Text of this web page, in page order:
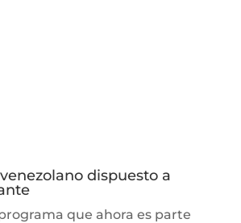
dispuesto a
que ahora es parte